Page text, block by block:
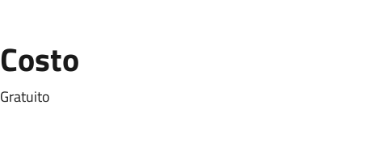
Costo
Gratuito